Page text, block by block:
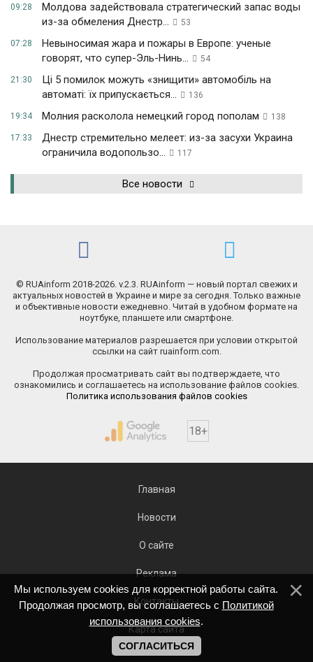
09:28
Молдова задействовала стратегический запас воды
из-за обмеления Днестр...
53
07:28
Невыносимая жара и пожары в Европе: ученые
говорят, что супер-Эль-Нинь...
54
21:30
Ці 5 помилок можуть «знищити» автомобіль на
автоматі: їх припускається...
136
19:34 Молния расколола немецкий город пополам 138
17:33
Днестр стремительно мелеет: из-за засухи Украина
ограничила водопользо...
117
Все новости
© RUAinform 2018-2026. v.2.3. RUAinform — новый портал свежих и
актуальных новостей в Украине и мире за сегодня. Только важные
и объективные новости ежедневно. Читай в удобном формате на
ноутбуке, планшете или смартфоне.
Использование материалов разрешается при условии открытой
ссылки на сайт ruainform.com.
Продолжая просматривать сайт вы подтверждаете, что
ознакомились и соглашаетесь на использование файлов cookies.
Политика использования файлов cookies
18+
Главная
Новости
О сайте
Реклама
Контакты
Карта сайта
Мы используем cookies для корректной работы сайта.
Продолжая просмотр, вы соглашаетесь с Политикой
использования cookies.
СОГЛАСИТЬСЯ